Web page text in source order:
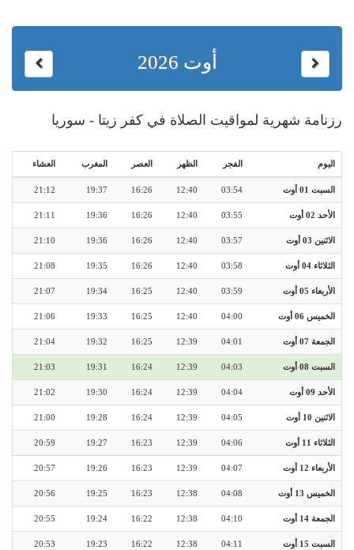
أوت 2026
رزنامة شهرية لمواقيت الصلاة في كفر زيتا - سوريا
اليوم الفجر الظهر العصر المغرب العشاء
السبت 01 أوت 03:54
12:40
16:26
19:37
21:12
الأحد 02 أوت 03:55
12:40
16:26
19:36
21:11
الاثنين 03 أوت 03:57
12:40
16:26
19:36
21:10
الثلاثاء 04 أوت 03:58
12:40
16:26
19:35
21:08
الأربعاء 05 أوت 03:59
12:40
16:25
19:34
21:07
الخميس 06 أوت 04:00
12:40
16:25
19:33
21:06
الجمعة 07 أوت 04:01
12:39
16:25
19:32
21:04
السبت 08 أوت 04:03
12:39
16:24
19:31
21:03
الأحد 09 أوت 04:04
12:39
16:24
19:30
21:02
الاثنين 10 أوت 04:05
12:39
16:24
19:28
21:00
الثلاثاء 11 أوت 04:06
12:39
16:23
19:27
20:59
الأربعاء 12 أوت 04:07
12:39
16:23
19:26
20:57
الخميس 13 أوت 04:08
12:38
16:23
19:25
20:56
الجمعة 14 أوت 04:10
12:38
16:22
19:24
20:55
السبت 15 أوت 04:11
12:38
16:22
19:23
20:53